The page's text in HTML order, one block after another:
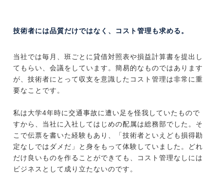
技術者には品質だけではなく、コスト管理も求める。
当社では毎月、班ごとに貸借対照表や損益計算書を提出し
てもらい、会議をしています。簡易的なものではあります
が、技術者にとって収支を意識したコスト管理は非常に重
要なことです。
私は大学4年時に交通事故に遭い足を怪我していたもので
すから、当社に入社してはじめの配属は総務部でした。そ
こで伝票を書いた経験もあり、「技術者といえども損得勘
定なしではダメだ」と身をもって体験していました。どれ
だけ良いものを作ることができても、コスト管理なしには
ビジネスとして成り立たないのです。